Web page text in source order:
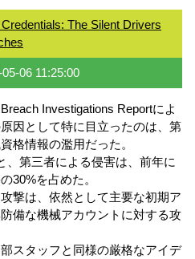
The Silent Drivers
06 11:25:00
Investigations Reportによ
因として特に目立ったのは、第
格情報の濫用だった。
、第三者による侵害は、前年に
30%を占めた。
撃は、依然として主要な初期ア
備な機械アカウントに対する攻
スタッフと同様の厳格なアイデ